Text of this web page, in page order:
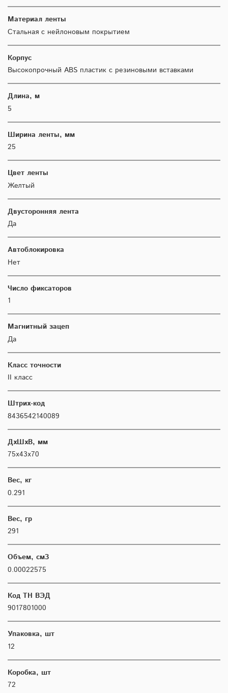
Материал ленты
Стальная с нейлоновым покрытием
Корпус
Высокопрочный ABS пластик с резиновыми вставками
Длина, м
5
Ширина ленты, мм
25
Цвет ленты
Желтый
Двусторонняя лента
Да
Автоблокировка
Нет
Число фиксаторов
1
Магнитный зацеп
Да
Класс точности
II класс
Штрих-код
8436542140089
ДхШхВ, мм
75x43x70
Вес, кг
0.291
Вес, гр
291
Объем, см3
0.00022575
Код ТН ВЭД
9017801000
Упаковка, шт
12
Коробка, шт
72